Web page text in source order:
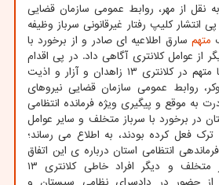
نقل از مهر، روابط عمومی سازمان قضایی
کلیپ رفتار غیرقانونی سرباز وظیفه
متهمسارق اطلاعیه ای صادر و از برخورد با
از عوامل کلانتری آگاهی داد. در پی اقدام
غیرقانونی سرباز وظیفه با متهم در کلانتری ۱۳ زاهدان و آزار و اذیت
روابط عمومی سازمان قضایی نیروهای
به موقع و پیگیری ویژه فرمانده انتظامی
در برخورد با سرباز متخلف و سایر عوامل
فعل کرده بودند، به اطلاع می رساند؛
انتظامی استان درباره ی این اتفاق
به مرجع قضائی، سرباز متخلف و دیگر افراد خاطی کلانتری ۱۳
از حضور در دادسرای نظامی سیستان و